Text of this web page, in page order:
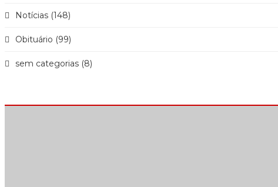
Notícias (148)
Obituário (99)
sem categorias (8)